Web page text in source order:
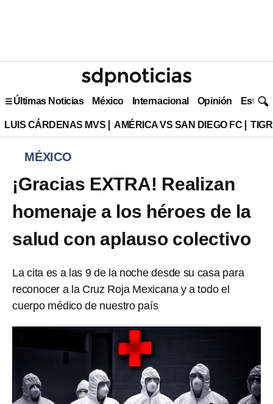
Últimas Noticias México Internacional Opinión Estilo
LUIS CÁRDENAS MVS AMÉRICA VS SAN DIEGO FC
MÉXICO
¡Gracias EXTRA! Realizan
homenaje a los héroes de la
salud con aplauso colectivo
La cita es a las 9 de la noche desde su casa para
reconocer a la Cruz Roja Mexicana y a todo el
cuerpo médico de nuestro país